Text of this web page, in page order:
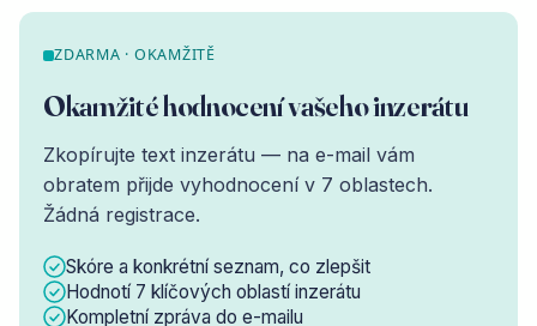
ZDARMA · OKAMŽITĚ
Okamžité hodnocení vašeho inzerátu
Zkopírujte text inzerátu — na e-mail vám
obratem přijde vyhodnocení v 7 oblastech.
Žádná registrace.
Skóre a konkrétní seznam, co zlepšit
Hodnotí 7 klíčových oblastí inzerátu
Kompletní zpráva do e-mailu